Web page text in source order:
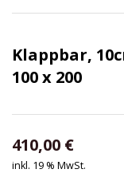
Klappbar,
100 x 200
410,00 €
inkl. 19 % MwSt.